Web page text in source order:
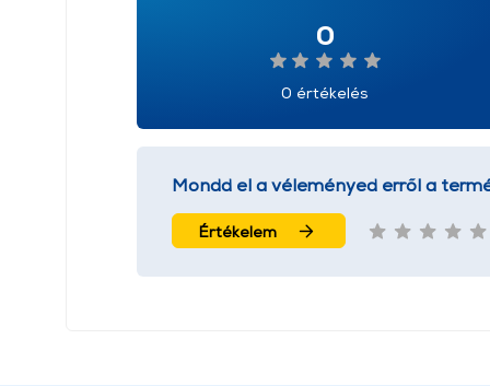
0
0 értékelés
Mondd el a véleményed erről a
Értékelem